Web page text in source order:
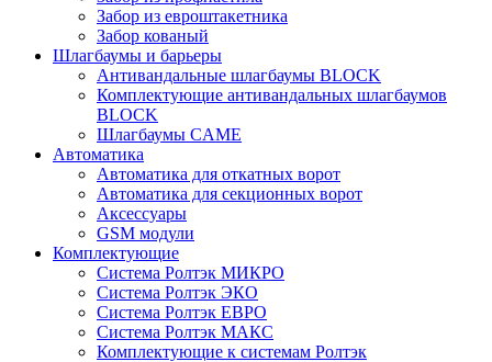
Забор из евроштакетника
Забор кованый
Шлагбаумы и барьеры
Антивандальные шлагбаумы BLOCK
Комплектующие антивандальных шлагбаумов
BLOCK
Шлагбаумы CAME
Автоматика
Автоматика для откатных ворот
Автоматика для секционных ворот
Аксессуары
GSM модули
Комплектующие
Система Ролтэк МИКРО
Система Ролтэк ЭКО
Система Ролтэк ЕВРО
Система Ролтэк МАКС
Комплектующие к системам Ролтэк